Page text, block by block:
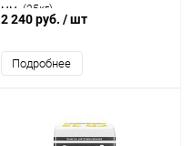
мм. (25кг)
2 240 руб. / шт
Подробнее